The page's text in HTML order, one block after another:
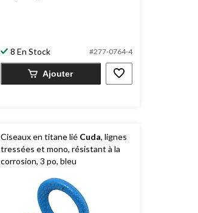
8 En Stock #277-0764-4
Ajouter
Ciseaux en titane lié Cuda, lignes
tressées et mono, résistant à la
corrosion, 3 po, bleu